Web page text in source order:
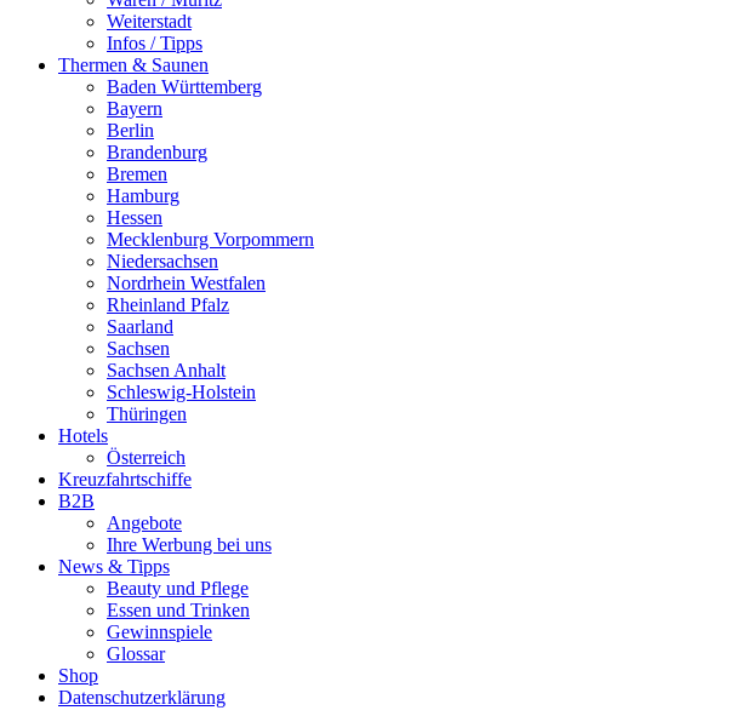
Weiterstadt
Infos / Tipps
Thermen & Saunen
Baden Württemberg
Bayern
Berlin
Brandenburg
Bremen
Hamburg
Hessen
Mecklenburg Vorpommern
Niedersachsen
Nordrhein Westfalen
Rheinland Pfalz
Saarland
Sachsen
Sachsen Anhalt
Schleswig-Holstein
Thüringen
Hotels
Österreich
Kreuzfahrtschiffe
B2B
Angebote
Ihre Werbung bei uns
News & Tipps
Beauty und Pflege
Essen und Trinken
Gewinnspiele
Glossar
Shop
Datenschutzerklärung